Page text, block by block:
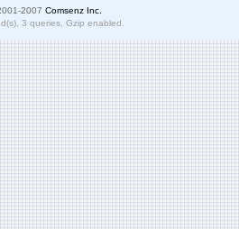
2007 Comsenz Inc.
3 queries, Gzip enabled.